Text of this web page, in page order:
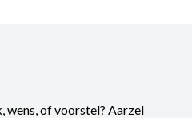
wens, of voorstel? Aarzel